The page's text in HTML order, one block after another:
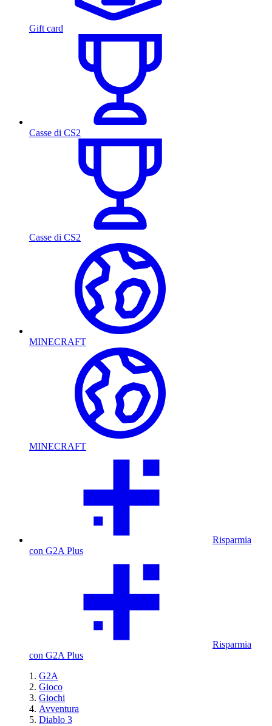
Gift card
Casse di CS2
Casse di CS2
MINECRAFT
MINECRAFT
Risparmia
con G2A Plus
Risparmia
con G2A Plus
G2A
Gioco
Giochi
Avventura
Diablo 3